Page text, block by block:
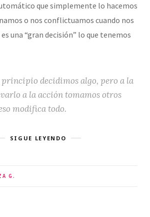
que simplemente lo hacemos
o nos conflictuamos cuando nos
una “gran decisión” lo que tenemos
principio decidimos algo, pero a la
a la acción tomamos otros
modifica todo.
SIGUE LEYENDO
G.